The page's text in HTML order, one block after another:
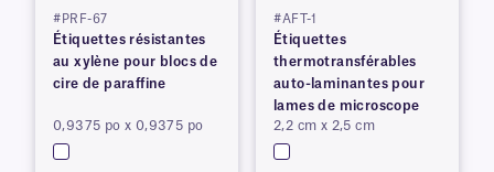
#PRF-67
Étiquettes résistantes
au xylène pour blocs de
cire de paraffine
0,9375 po x 0,9375 po
#AFT-1
Étiquettes
thermotransférables
auto-laminantes pour
lames de microscope
2,2 cm x 2,5 cm